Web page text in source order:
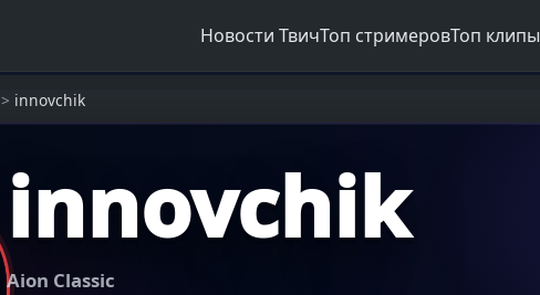
Новости ТвичТоп стримеровТоп клипы
> innovchik
innovchik
Aion Classic